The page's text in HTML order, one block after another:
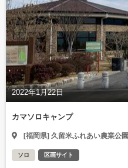
2022年1月22日
カマソロキャンプ
[福岡県] 久留米ふれあい農業公園
ソロ 区画サイト